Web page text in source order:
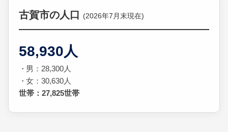
古賀市の人口 (2026年7月末現在)
58,930人
男：28,300人
女：30,630人
世帯：27,825世帯